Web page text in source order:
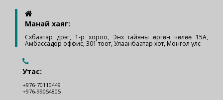
Манай хаяг:
Сүхбаатар дүүрэг, 1-р хороо, Энх тайвны өргөн чөлөө 15А,
Амбассадор оффис, 301 тоот, Улаанбаатар хот, Монгол улс
Утас:
+976-70110449
+976-99054805